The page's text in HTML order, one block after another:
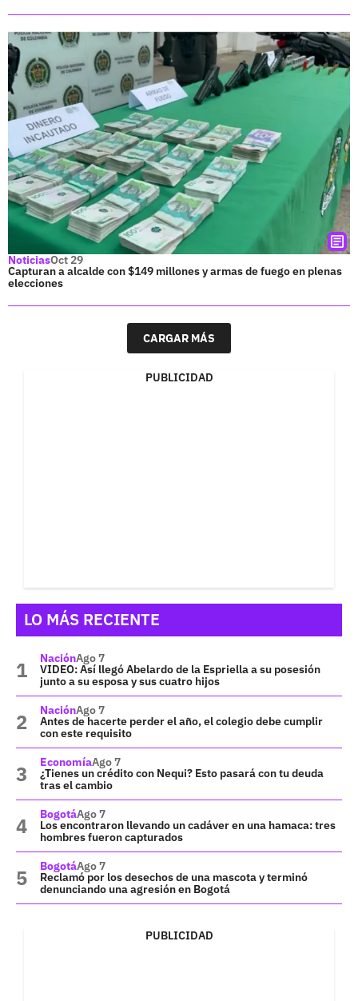
NoticiasOct 29
Capturan a alcalde con $149 millones y armas de fuego en plenas
elecciones
CARGAR MÁS
PUBLICIDAD
LO MÁS RECIENTE
NaciónAgo 7
VIDEO: Así llegó Abelardo de la Espriella a su posesión
junto a su esposa y sus cuatro hijos
NaciónAgo 7
Antes de hacerte perder el año, el colegio debe cumplir
con este requisito
EconomíaAgo 7
¿Tienes un crédito con Nequi? Esto pasará con tu deuda
tras el cambio
BogotáAgo 7
Los encontraron llevando un cadáver en una hamaca: tres
hombres fueron capturados
BogotáAgo 7
Reclamó por los desechos de una mascota y terminó
denunciando una agresión en Bogotá
PUBLICIDAD